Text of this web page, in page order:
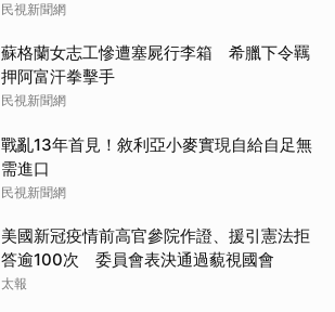
民視新聞網
蘇格蘭女志工慘遭塞屍行李箱 希臘下令羈
押阿富汗拳擊手
民視新聞網
戰亂13年首見！敘利亞小麥實現自給自足無
需進口
民視新聞網
美國新冠疫情前高官參院作證、援引憲法拒
答逾100次 委員會表決通過藐視國會
太報